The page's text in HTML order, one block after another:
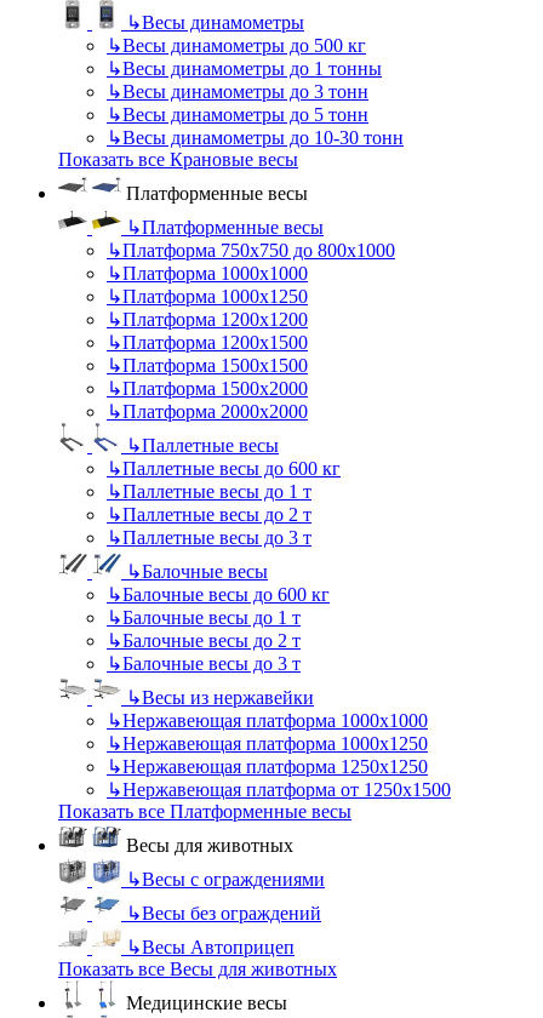
↳Весы динамометры
↳Весы динамометры до 500 кг
↳Весы динамометры до 1 тонны
↳Весы динамометры до 3 тонн
↳Весы динамометры до 5 тонн
↳Весы динамометры до 10-30 тонн
Показать все Крановые весы
Платформенные весы
↳Платформенные весы
↳Платформа 750х750 до 800х1000
↳Платформа 1000х1000
↳Платформа 1000х1250
↳Платформа 1200х1200
↳Платформа 1200х1500
↳Платформа 1500х1500
↳Платформа 1500х2000
↳Платформа 2000х2000
↳Паллетные весы
↳Паллетные весы до 600 кг
↳Паллетные весы до 1 т
↳Паллетные весы до 2 т
↳Паллетные весы до 3 т
↳Балочные весы
↳Балочные весы до 600 кг
↳Балочные весы до 1 т
↳Балочные весы до 2 т
↳Балочные весы до 3 т
↳Весы из нержавейки
↳Нержавеющая платформа 1000х1000
↳Нержавеющая платформа 1000х1250
↳Нержавеющая платформа 1250х1250
↳Нержавеющая платформа от 1250х1500
Показать все Платформенные весы
Весы для животных
↳Весы с ограждениями
↳Весы без ограждений
↳Весы Автоприцеп
Показать все Весы для животных
Медицинские весы